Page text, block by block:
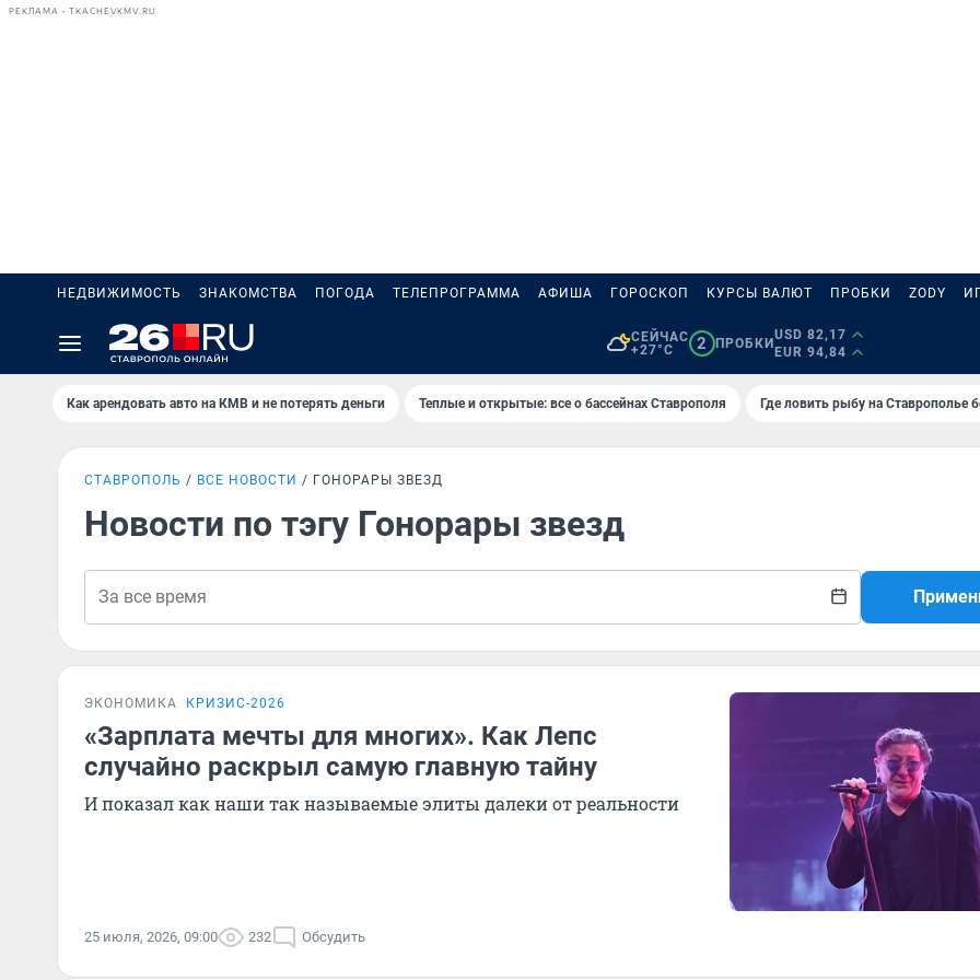
РЕКЛАМА • TKACHEVKMV.RU
НЕДВИЖИМОСТЬ ЗНАКОМСТВА ПОГОДА ТЕЛЕПРОГРАММА АФИША ГОРОСКОП КУРСЫ ВАЛЮТ ПРОБКИ ZODY
СЕЙЧАС
+27°C
2 ПРОБКИ
USD 82,17
EUR 94,84
Как арендовать авто на КМВ и не потерять деньги Теплые и открытые: все о бассейнах Ставрополя Где ловить рыбу на Ставрополье
СТАВРОПОЛЬ ВСЕ НОВОСТИ ГОНОРАРЫ ЗВЕЗД
Новости по тэгу Гонорары звезд
ЭКОНОМИКА КРИЗИС-2026
«Зарплата мечты для многих». Как Лепс
случайно раскрыл самую главную тайну
И показал как наши так называемые элиты далеки от реальности
25 июля, 2026, 09:00 232 Обсудить